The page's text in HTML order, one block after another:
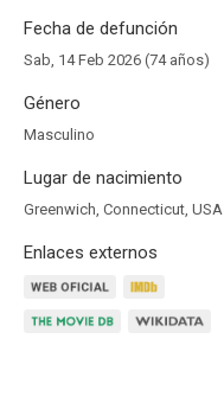
Fecha de defunción
Sab, 14 Feb 2026 (74 años)
Género
Masculino
Lugar de nacimiento
Greenwich, Connecticut, USA
Enlaces externos